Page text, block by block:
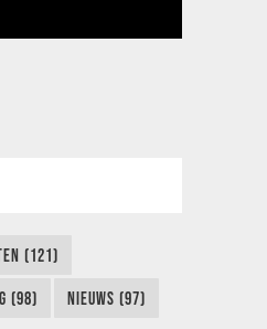
(121)
(98) NIEUWS (97)